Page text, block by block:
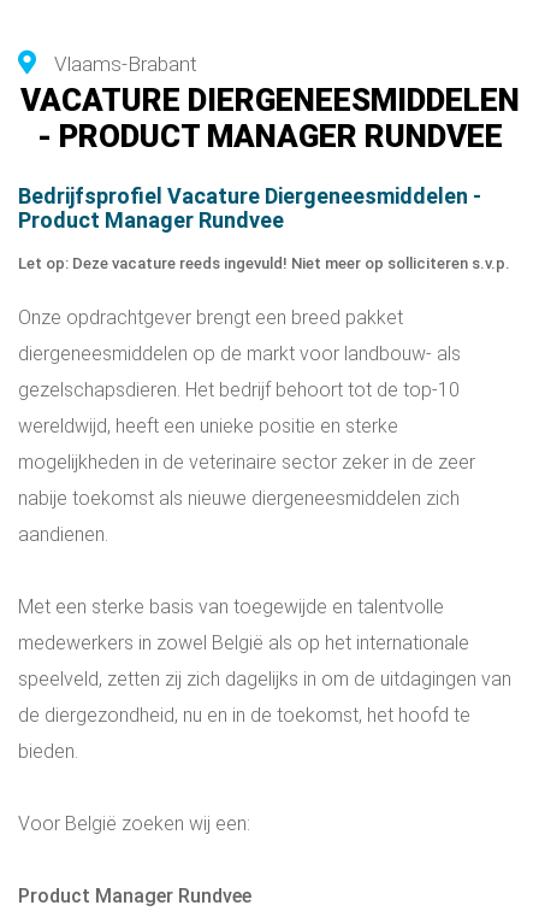
Vlaams-Brabant
VACATURE DIERGENEESMIDDELEN
- PRODUCT MANAGER RUNDVEE
Bedrijfsprofiel Vacature Diergeneesmiddelen -
Product Manager Rundvee
Let op: Deze vacature reeds ingevuld! Niet meer op solliciteren s.v.p.
Onze opdrachtgever brengt een breed pakket
diergeneesmiddelen op de markt voor landbouw- als
gezelschapsdieren. Het bedrijf behoort tot de top-10
wereldwijd, heeft een unieke positie en sterke
mogelijkheden in de veterinaire sector zeker in de zeer
nabije toekomst als nieuwe diergeneesmiddelen zich
aandienen.
Met een sterke basis van toegewijde en talentvolle
medewerkers in zowel België als op het internationale
speelveld, zetten zij zich dagelijks in om de uitdagingen van
de diergezondheid, nu en in de toekomst, het hoofd te
bieden.
Voor België zoeken wij een:
Product Manager Rundvee